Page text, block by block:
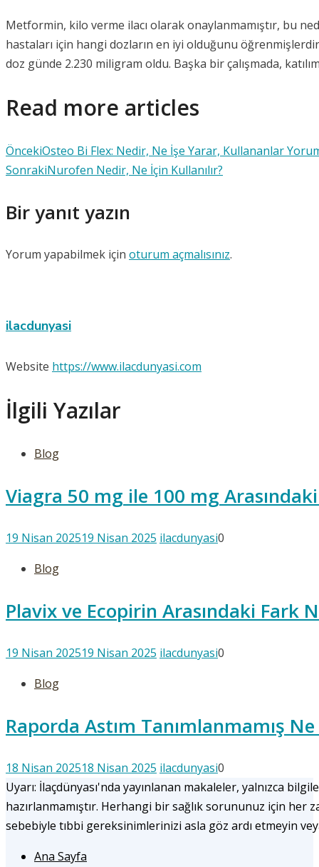
Metformin, kilo verme ilacı olarak onaylanmamıştır, bu
hastaları için hangi dozların en iyi olduğunu
doz günde 2.230 miligram oldu. Başka bir çalışmada,
Read more articles
ÖncekiOsteo Bi Flex: Nedir, Ne İşe Yarar, Kullananlar
SonrakiNurofen Nedir, Ne İçin Kullanılır?
Bir yanıt yazın
Yorum yapabilmek için oturum açmalısınız.
ilacdunyasi
Website https://www.ilacdunyasi.com
İlgili Yazılar
Blog
Viagra 50 mg ile 100 mg
19 Nisan 202519 Nisan 2025 ilacdunyasi0
Blog
Plavix ve Ecopirin Arasındaki Fark
19 Nisan 202519 Nisan 2025 ilacdunyasi0
Blog
Raporda Astım Tanımlanmamış
18 Nisan 202518 Nisan 2025 ilacdunyasi0
Uyarı: İlaçdünyası'nda yayınlanan makaleler, yalnızca
hazırlanmamıştır. Herhangi bir sağlık sorununuz için her
sebebiyle tıbbi gereksinimlerinizi asla göz ardı etmeyin
Ana Sayfa